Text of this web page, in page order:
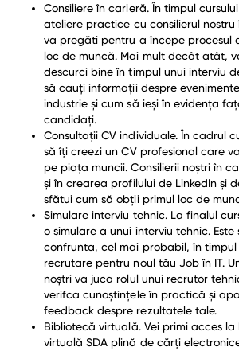
Consiliere în carieră. În timpul
ateliere practice cu consilierul
va pregăti pentru a începe procesul
loc de muncă. Mai mult decât atât,
descurci bine în timpul unui interviu
să cauţi informaţii despre
industrie şi cum să ieşi în evidenţa
candidaţi.
Consultații CV individuale. În cadrul
să îţi creezi un CV profesional care
pe piaţa muncii. Consilierii noştri în
şi în crearea profilului de LinkedIn şi
sfătui cum să obţii primul loc de
Simulare interviu tehnic. La finalul
o simulare a unui interviu tehnic.
confrunta, cel mai probabil, în timpul
recrutare pentru noul tău Job în IT.
noştri va juca rolul unui recrutor
verifca cunoştinţele în practică şi
feedback despre rezultatele tale.
Bibliotecă virtuală. Vei primi acces
virtuală SDA plină de cărţi